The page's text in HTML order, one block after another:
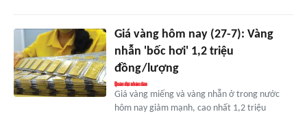
Giá vàng hôm nay (27-7): Vàng
nhẫn 'bốc hơi' 1,2 triệu
đồng/lượng
Giá vàng miếng và vàng nhẫn ở trong nước
hôm nay giảm mạnh, cao nhất 1,2 triệu